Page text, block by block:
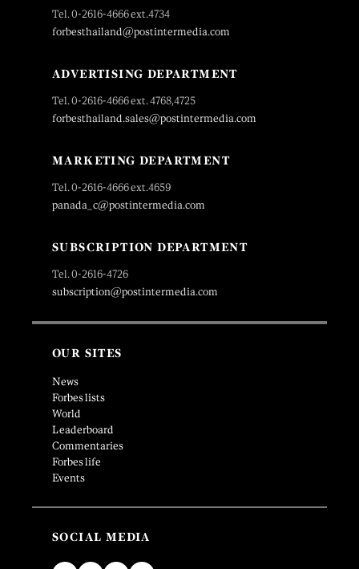
Tel. 0-2616-4666 ext.4734
forbesthailand@postintermedia.com
ADVERTISING DEPARTMENT
Tel. 0-2616-4666 ext. 4768,4725
forbesthailand.sales@postintermedia.com
MARKETING DEPARTMENT
Tel. 0-2616-4666 ext.4659
panada_c@postintermedia.com
SUBSCRIPTION DEPARTMENT
Tel. 0-2616-4726
subscription@postintermedia.com
OUR SITES
News
Forbes lists
World
Leaderboard
Commentaries
Forbes life
Events
SOCIAL MEDIA